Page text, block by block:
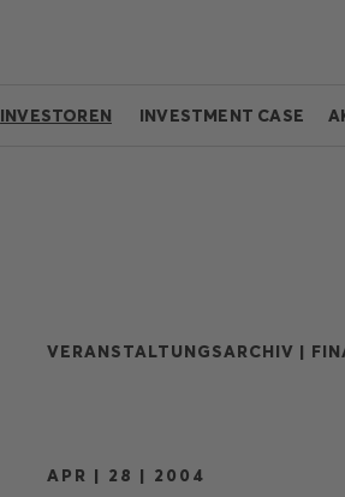
INVESTOREN INVESTMENT CASE
VERANSTALTUNGSARCHIV |
APR | 28 | 2004